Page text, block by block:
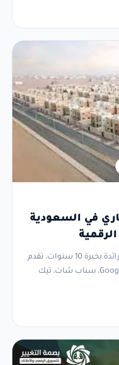
في السعودية
بصمة التغيير شركة تسويق عقاري رائدة بخبرة 10 سنوات، تقدم
إدارة حسابات عقارية، حملات Google Ads، سناب شات، تيك